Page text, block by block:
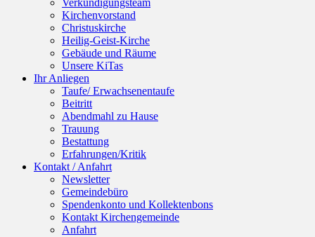
Verkündigungsteam
Kirchenvorstand
Christuskirche
Heilig-Geist-Kirche
Gebäude und Räume
Unsere KiTas
Ihr Anliegen
Taufe/ Erwachsenentaufe
Beitritt
Abendmahl zu Hause
Trauung
Bestattung
Erfahrungen/Kritik
Kontakt / Anfahrt
Newsletter
Gemeindebüro
Spendenkonto und Kollektenbons
Kontakt Kirchengemeinde
Anfahrt